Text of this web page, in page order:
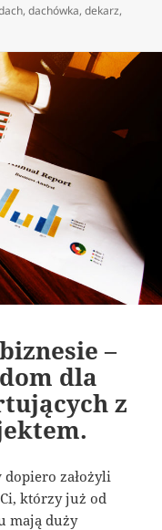
,dachówka,dekarz,
–
dla
z
założyli
którzy już od
mają duży